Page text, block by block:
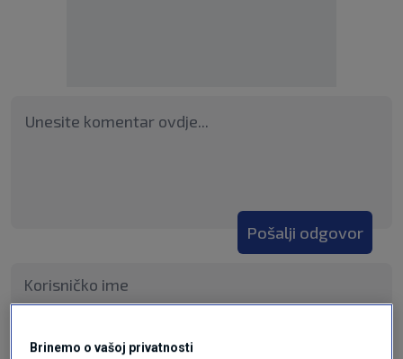
Pošalji odgovor
Pošalji
Brinemo o vašoj privatnosti